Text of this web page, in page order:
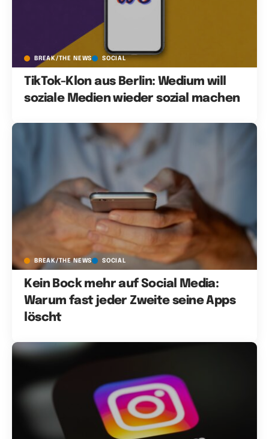
BREAK/THE NEWS SOCIAL
TikTok-Klon aus Berlin: Wedium will
soziale Medien wieder sozial machen
BREAK/THE NEWS SOCIAL
Kein Bock mehr auf Social Media:
Warum fast jeder Zweite seine Apps
löscht